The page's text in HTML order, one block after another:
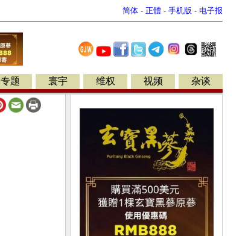
简体 - 正體 - 手机版 - 电子报
专题 寰宇 维权 视频 杂谈